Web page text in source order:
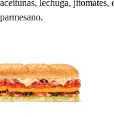
aceitunas, lechuga, jitomates,
parmesano.